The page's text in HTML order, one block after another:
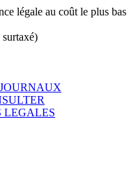
légale au coût le plus bas
JOURNAUX
LEGALES